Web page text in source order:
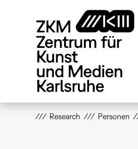
Research Personen